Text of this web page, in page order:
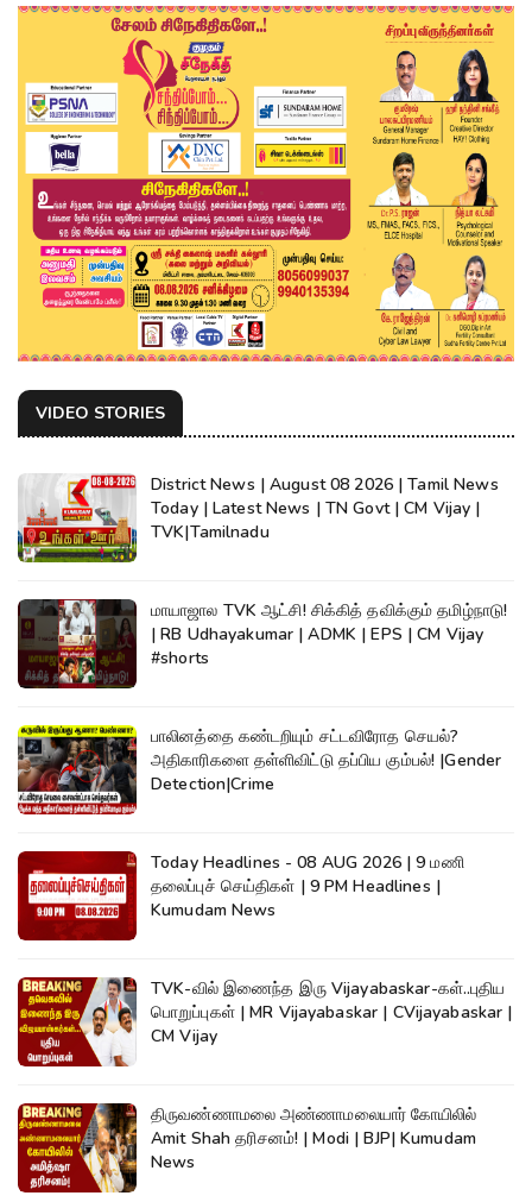
VIDEO STORIES
District News | August 08 2026 | Tamil News
Today | Latest News | TN Govt | CM Vijay |
TVK|Tamilnadu
மாயாஜால TVK ஆட்சி! சிக்கித் தவிக்கும் தமிழ்நாடு!
| RB Udhayakumar | ADMK | EPS | CM Vijay
#shorts
பாலினத்தை கண்டறியும் சட்டவிரோத செயல்?
அதிகாரிகளை தள்ளிவிட்டு தப்பிய கும்பல்! |Gender
Detection|Crime
Today Headlines - 08 AUG 2026 | 9 மணி
தலைப்புச் செய்திகள் | 9 PM Headlines |
Kumudam News
TVK-வில் இணைந்த இரு Vijayabaskar-கள்..புதிய
பொறுப்புகள் | MR Vijayabaskar | CVijayabaskar |
CM Vijay
திருவண்ணாமலை அண்ணாமலையார் கோயிலில்
Amit Shah தரிசனம்! | Modi | BJP| Kumudam
News